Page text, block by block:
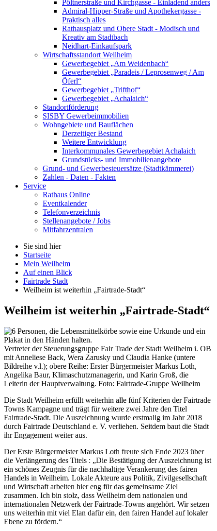
Pöltnerstraße und Kirchgasse - Einladend anders
Admiral-Hipper-Straße und Apothekergasse -
Praktisch alles
Rathausplatz und Obere Stadt - Modisch und
Kreativ am Stadtbach
Neidhart-Einkaufspark
Wirtschaftsstandort Weilheim
Gewerbegebiet „Am Weidenbach“
Gewerbegebiet „Paradeis / Leprosenweg / Am
Öferl“
Gewerbegebiet „Trifthof“
Gewerbegebiet „Achalaich“
Standortförderung
SISBY Gewerbeimmobilien
Wohngebiete und Bauflächen
Derzeitiger Bestand
Weitere Entwicklung
Interkommunales Gewerbegebiet Achalaich
Grundstücks- und Immobilienangebote
Grund- und Gewerbesteuersätze (Stadtkämmerei)
Zahlen - Daten - Fakten
Service
Rathaus Online
Eventkalender
Telefonverzeichnis
Stellenangebote / Jobs
Mitfahrzentralen
Sie sind hier
Startseite
Mein Weilheim
Auf einen Blick
Fairtrade Stadt
Weilheim ist weiterhin „Fairtrade-Stadt“
Weilheim ist weiterhin „Fairtrade-Stadt“
Vertreter der Steuerungsgruppe Fair Trade der Stadt Weilheim i. OB
mit Anneliese Back, Wera Zarusky und Claudia Hanke (untere
Bildreihe v.l.); obere Reihe: Erster Bürgermeister Markus Loth,
Angelika Baur, Klimaschutzmanagerin, und Karin Groß, die
Leiterin der Hauptverwaltung. Foto: Fairtrade-Gruppe Weilheim
Die Stadt Weilheim erfüllt weiterhin alle fünf Kriterien derFairtrade
Towns Kampagne und trägt für weitere zwei Jahre den Titel
Fairtrade-Stadt. Die Auszeichnung wurde erstmalig im Jahr 2018
durch Fairtrade Deutschland e. V. verliehen. Seitdem baut die Stadt
ihr Engagement weiter aus.
Der Erste Bürgermeister Markus Loth freute sich Ende 2023 über
die Verlängerung des Titels : „Die Bestätigung der Auszeichnung ist
ein schönes Zeugnis für die nachhaltige Verankerung des fairen
Handels in Weilheim. Lokale Akteure aus Politik, Zivilgesellschaft
und Wirtschaft arbeiten hier eng für das gemeinsame Ziel
zusammen. Ich bin stolz, dass Weilheim dem nationalen und
internationalen Netzwerk derFairtrade-Towns angehört. Wir setzen
uns weiterhin mit viel Elan dafür ein, den fairen Handel auf lokaler
Ebene zu fördern.“